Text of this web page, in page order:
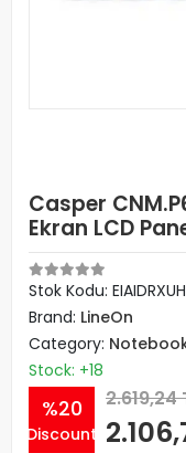
Casper
Ekran LCD
Stok Kodu:
Brand: LineOn
Category:
Stock: +18
%20
Discount
2.619,24